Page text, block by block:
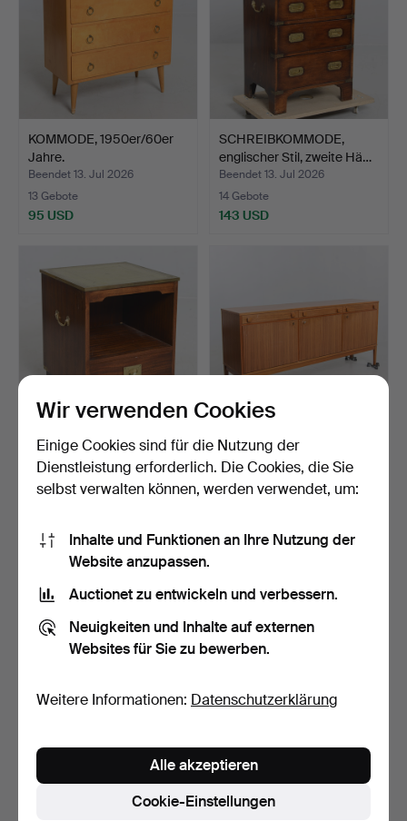
KOMMODE, 1950er/60er
Jahre.
Beendet 13. Jul 2026
13 Gebote
95 USD
SCHREIBKOMMODE,
englischer Stil, zweite Hä…
Beendet 13. Jul 2026
14 Gebote
143 USD
ROLLCONTAINER,
englischer Stil, zweite Häl…
Beendet 13. Jul 2026
SIDEBOARD,
wahrscheinlich Ulferts,
Tibro, …
Beendet 11. Jul 2026
SIDEBOARD, City Möbler,
Beendet 10. Jul 2026
KLEINE KOMMODE mit
Steinplatte, im gustavi…
Beendet 10. Jul 2026
1 Gebot
Wir verwenden Cookies
Einige Cookies sind für die Nutzung der
Dienstleistung erforderlich. Die Cookies, die Sie
selbst verwalten können, werden verwendet, um:
Inhalte und Funktionen an Ihre Nutzung der
Website anzupassen.
Auctionet zu entwickeln und verbessern.
Neuigkeiten und Inhalte auf externen
Websites für Sie zu bewerben.
Weitere Informationen: Datenschutzerklärung
Cookie-Einstellungen
Alle akzeptieren